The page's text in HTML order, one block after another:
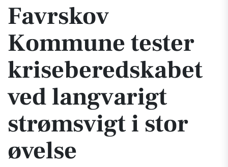
Favrskov
Kommune tester
kriseberedskabet
ved langvarigt
strømsvigt i stor
øvelse